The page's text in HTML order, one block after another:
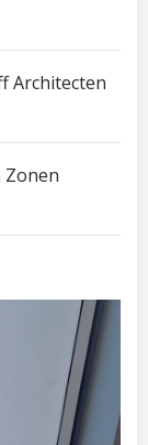
Architecten
Zonen